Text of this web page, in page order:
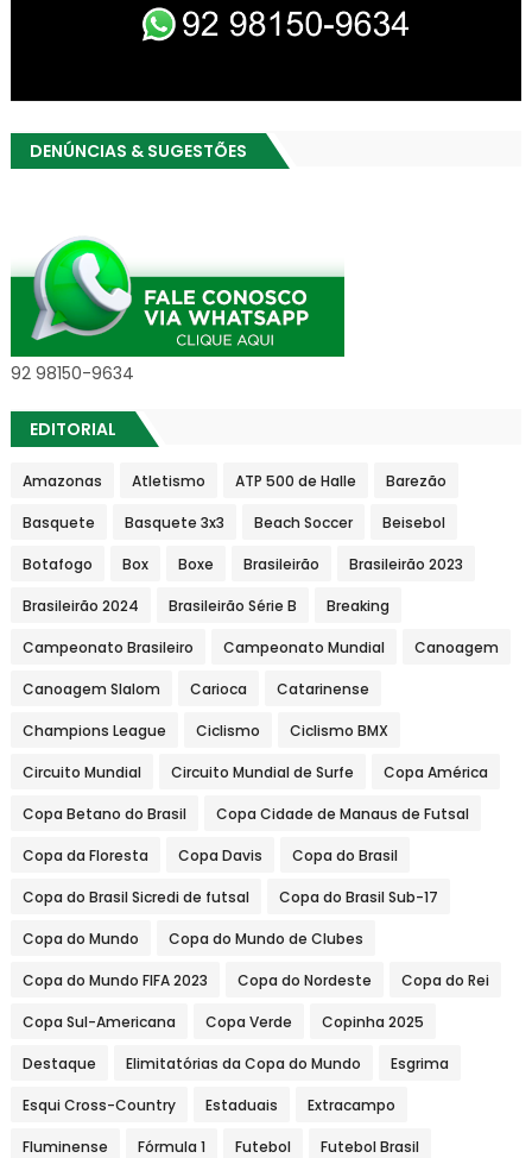
DENÚNCIAS & SUGESTÕES
92 98150-9634
EDITORIAL
Amazonas Atletismo ATP 500 de Halle Barezão
Basquete Basquete 3x3 Beach Soccer Beisebol
Botafogo Box Boxe Brasileirão Brasileirão 2023
Brasileirão 2024 Brasileirão Série B Breaking
Campeonato Brasileiro Campeonato Mundial Canoagem
Canoagem Slalom Carioca Catarinense
Champions League Ciclismo Ciclismo BMX
Circuito Mundial Circuito Mundial de Surfe Copa América
Copa Betano do Brasil Copa Cidade de Manaus de Futsal
Copa da Floresta Copa Davis Copa do Brasil
Copa do Brasil Sicredi de futsal Copa do Brasil Sub-17
Copa do Mundo Copa do Mundo de Clubes
Copa do Mundo FIFA 2023 Copa do Nordeste Copa do Rei
Copa Sul-Americana Copa Verde Copinha 2025
Destaque Elimitatórias da Copa do Mundo Esgrima
Esqui Cross-Country Estaduais Extracampo
Fluminense Fórmula 1 Futebol Futebol Brasil